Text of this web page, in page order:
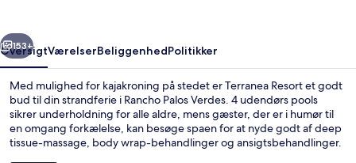
Næste
153+
OversigtVærelserBeliggenhedPolitikker
Med mulighed for kajakroning på stedet er Terranea Resort et godt
bud til din strandferie i Rancho Palos Verdes. 4 udendørs pools
sikrer underholdning for alle aldre, mens gæster, der er i humør til
en omgang forkælelse, kan besøge spaen for at nyde godt af deep
tissue-massage, body wrap-behandlinger og ansigtsbehandlinger.